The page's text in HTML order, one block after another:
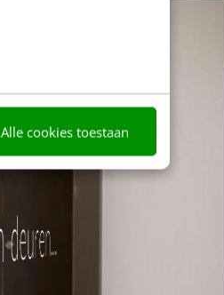
Alle cookies toestaan